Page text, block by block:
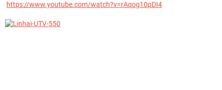
https://www.youtube.com/watch?v=rAqog10pDI4